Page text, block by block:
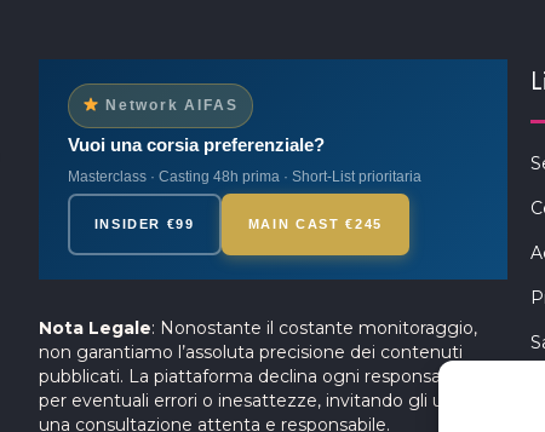
Network AIFAS
Vuoi una corsia preferenziale?
Masterclass · Casting 48h prima · Short-List prioritaria
INSIDER €99 MAIN CAST €245
Nota Legale: Nonostante il costante monitoraggio,
non garantiamo l’assoluta precisione dei contenuti
pubblicati. La piattaforma declina ogni responsabilità
per eventuali errori o inesattezze, invitando gli utenti a
una consultazione attenta e responsabile.